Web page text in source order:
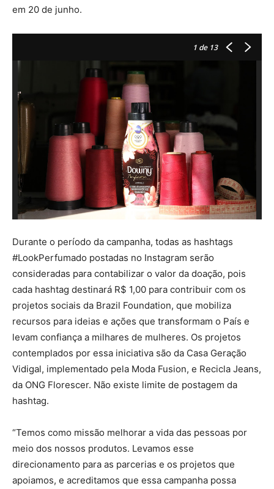
em 20 de junho.
1 de 13
Durante o período da campanha, todas as hashtags
#LookPerfumado postadas no Instagram serão
consideradas para contabilizar o valor da doação, pois
cada hashtag destinará R$ 1,00 para contribuir com os
projetos sociais da Brazil Foundation, que mobiliza
recursos para ideias e ações que transformam o País e
levam confiança a milhares de mulheres. Os projetos
contemplados por essa iniciativa são da Casa Geração
Vidigal, implementado pela Moda Fusion, e Recicla Jeans,
da ONG Florescer. Não existe limite de postagem da
hashtag.
“Temos como missão melhorar a vida das pessoas por
meio dos nossos produtos. Levamos esse
direcionamento para as parcerias e os projetos que
apoiamos, e acreditamos que essa campanha possa